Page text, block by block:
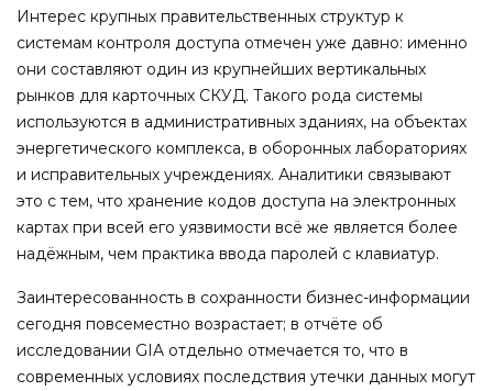
Интерес крупных правительственных структур к
системам контроля доступа отмечен уже давно: именно
они составляют один из крупнейших вертикальных
рынков для карточных СКУД. Такого рода системы
используются в административных зданиях, на объектах
энергетического комплекса, в оборонных лабораториях
и исправительных учреждениях. Аналитики связывают
это с тем, что хранение кодов доступа на электронных
картах при всей его уязвимости всё же является более
надёжным, чем практика ввода паролей с клавиатур.
Заинтересованность в сохранности бизнес-информации
сегодня повсеместно возрастает; в отчёте об
исследовании GIA отдельно отмечается то, что в
современных условиях последствия утечки данных могут